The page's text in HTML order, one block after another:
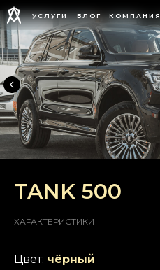
УСЛУГИ БЛОГ КОМПАНИЯ
TANK 500
ХАРАКТЕРИСТИКИ
Цвет: чёрный